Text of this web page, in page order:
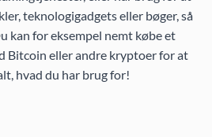
teknologigadgets eller bøger, så
kan for eksempel nemt købe et
Bitcoin eller andre kryptoer for at
hvad du har brug for!